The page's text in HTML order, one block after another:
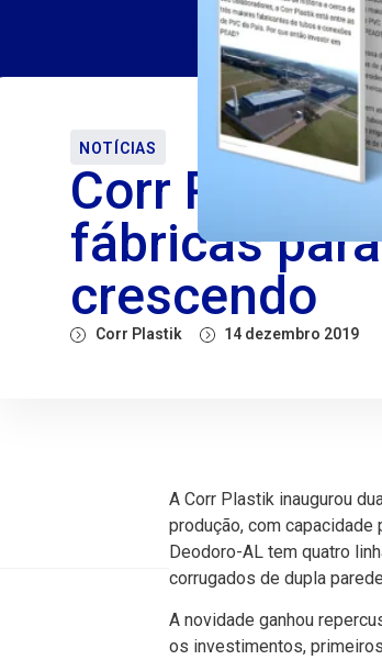
NOTÍCIAS
Corr Plastik
fábricas
crescendo
Corr Plastik 14 dezembro 2019
A Corr Plastik inaugurou
produção, com
Deodoro-AL tem quatro
corrugados de dupla
A novidade ganhou
os investimentos,